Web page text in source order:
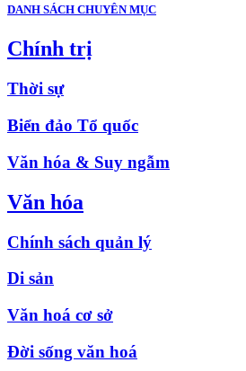
DANH SÁCH CHUYÊN MỤC
Chính trị
Thời sự
Biển đảo Tổ quốc
Văn hóa & Suy ngẫm
Văn hóa
Chính sách quản lý
Di sản
Văn hoá cơ sở
Đời sống văn hoá